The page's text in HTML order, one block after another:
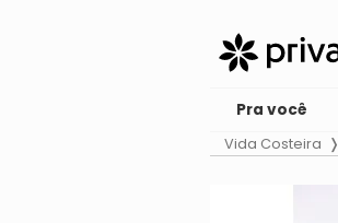
Pra você
Vida Costeira